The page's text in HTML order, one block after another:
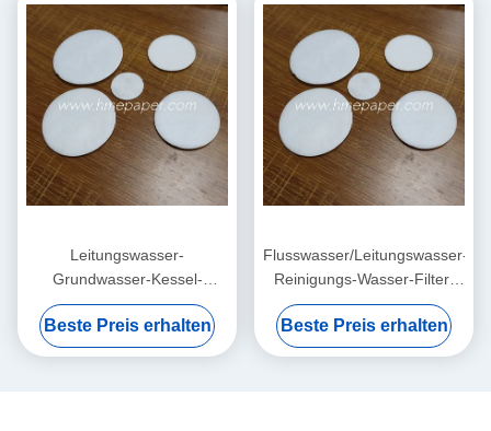
Leitungswasser-
Grundwasser-Kessel-
Reinigungs-Wasser-Filter-
Baumwollblatt 0.5mm
Beste Preis erhalten
Flusswasser/Leitungswasser-/
Reinigungs-Wasser-Filter-
Auflagen Soem
Beste Preis erhalten